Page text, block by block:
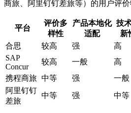
商旅、阿里钉钉差旅等）的用户评价
平台
评价多
样性
产品本地化
适配
技
新
合思
较高 强 高
SAP
Concur
较高 一般 高
携程商旅 中等 强 一般
阿里钉钉
差旅
中等 强 中等